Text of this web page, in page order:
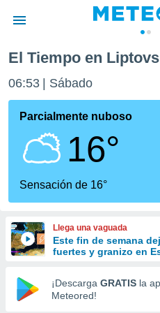
de
por
se
calidad.
a este
las
y
forma
digital
basada
El Tiempo en
06:53 Sábado
Parcialmente nuboso
16°
Sensación de 16°
Llega una vaguada
Este fin de semana
fuertes y granizo en
¡Descarga GRATIS la
Meteored!